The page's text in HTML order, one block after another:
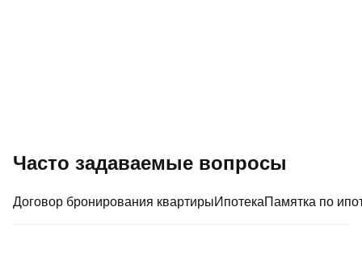
Поддержка 1‑го
ДСК
Коммерческая недвижимость
Часто задаваемые вопросы
Договор бронирования квартирыИпотекаПамятка по